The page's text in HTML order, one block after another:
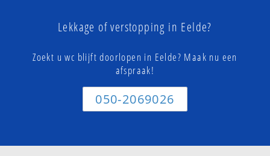
Lekkage of verstopping in Eelde?
Zoekt u wc blijft doorlopen in Eelde? Maak nu een
afspraak!
050-2069026